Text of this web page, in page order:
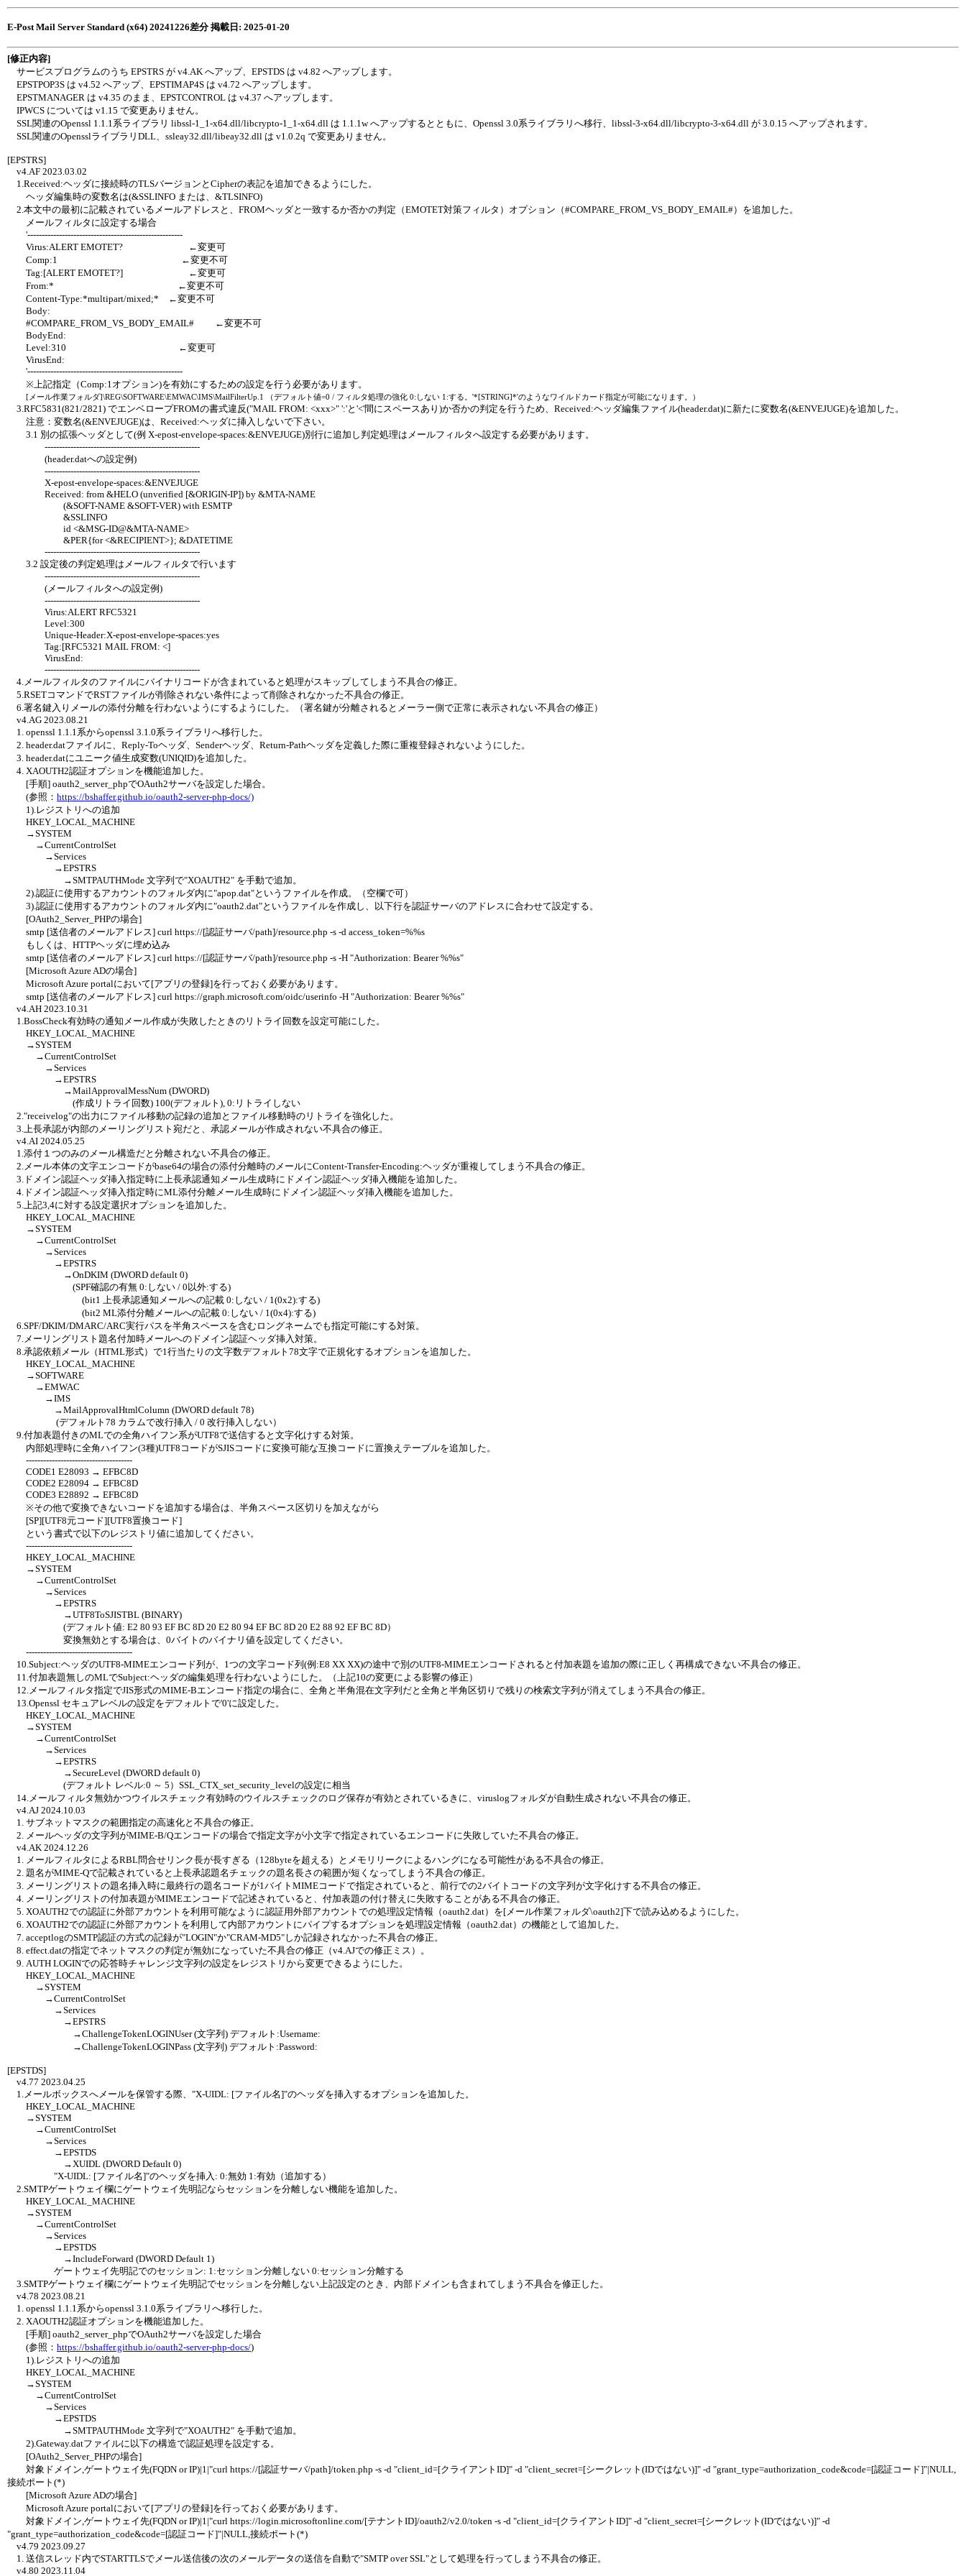
E-Post Mail Server Standard (x64) 20241226差分 掲載日: 2025-01-20
[修正内容]
サービスプログラムのうち EPSTRS が v4.AK へアップ、EPSTDS は v4.82 へアップします。
EPSTPOP3S は v4.52 へアップ、EPSTIMAP4S は v4.72 へアップします。
EPSTMANAGER は v4.35 のまま、EPSTCONTROL は v4.37 へアップします。
IPWCS については v1.15 で変更ありません。
SSL関連のOpenssl 1.1.1系ライブラリ libssl-1_1-x64.dll/libcrypto-1_1-x64.dll は 1.1.1w へアップするとともに、Openssl 3.0系ライブラリへ移行、libssl-3-x64.dll/libcrypto-3-x64.dll が 3.0.15 へアップされます。
SSL関連のOpensslライブラリDLL、ssleay32.dll/libeay32.dll は v1.0.2q で変更ありません。
[EPSTRS]
v4.AF 2023.03.02
1.Received:ヘッダに接続時のTLSバージョンとCipherの表記を追加できるようにした。
ヘッダ編集時の変数名は(&SSLINFO または、&TLSINFO)
2.本文中の最初に記載されているメールアドレスと、FROMヘッダと一致するか否かの判定（EMOTET対策フィルタ）オプション（#COMPARE_FROM_VS_BODY_EMAIL#）を追加した。
メールフィルタに設定する場合
'------------------------------------------------------
Virus:ALERT EMOTET? ←変更可
Comp:1 ←変更不可
Tag:[ALERT EMOTET?] ←変更可
From:* ←変更不可
Content-Type:*multipart/mixed;* ←変更不可
Body:
#COMPARE_FROM_VS_BODY_EMAIL# ←変更不可
BodyEnd:
Level:310 ←変更可
VirusEnd:
'------------------------------------------------------
※上記指定（Comp:1オプション)を有効にするための設定を行う必要があります。
[メール作業フォルダ]\REG\SOFTWARE\EMWAC\IMS\MailFilterUp.1 （デフォルト値=0 / フィルタ処理の強化 0:しない 1:する。'*[STRING]*'のようなワイルドカード指定が可能になります。）
3.RFC5831(821/2821) でエンベロープFROMの書式違反("MAIL FROM: <xxx>" ':'と'<'間にスペースあり)か否かの判定を行うため、Received:ヘッダ編集ファイル(header.dat)に新たに変数名(&ENVEJUGE)を追加した。
注意：変数名(&ENVEJUGE)は、Received:ヘッダに挿入しないで下さい。
3.1 別の拡張ヘッダとして(例 X-epost-envelope-spaces:&ENVEJUGE)別行に追加し判定処理はメールフィルタへ設定する必要があります。
------------------------------------------------------
(header.datへの設定例)
------------------------------------------------------
X-epost-envelope-spaces:&ENVEJUGE
Received: from &HELO (unverified [&ORIGIN-IP]) by &MTA-NAME
(&SOFT-NAME &SOFT-VER) with ESMTP
&SSLINFO
id <&MSG-ID@&MTA-NAME>
&PER{for <&RECIPIENT>}; &DATETIME
------------------------------------------------------
3.2 設定後の判定処理はメールフィルタで行います
------------------------------------------------------
(メールフィルタへの設定例)
------------------------------------------------------
Virus:ALERT RFC5321
Level:300
Unique-Header:X-epost-envelope-spaces:yes
Tag:[RFC5321 MAIL FROM: <]
VirusEnd:
------------------------------------------------------
4.メールフィルタのファイルにバイナリコードが含まれていると処理がスキップしてしまう不具合の修正。
5.RSETコマンドでRSTファイルが削除されない条件によって削除されなかった不具合の修正。
6.署名鍵入りメールの添付分離を行わないようにするようにした。（署名鍵が分離されるとメーラー側で正常に表示されない不具合の修正）
v4.AG 2023.08.21
1. openssl 1.1.1系からopenssl 3.1.0系ライブラリへ移行した。
2. header.datファイルに、Reply-Toヘッダ、Senderヘッダ、Return-Pathヘッダを定義した際に重複登録されないようにした。
3. header.datにユニーク値生成変数(UNIQID)を追加した。
4. XAOUTH2認証オプションを機能追加した。
[手順] oauth2_server_phpでOAuth2サーバを設定した場合。
(参照： https://bshaffer.github.io/oauth2-server-php-docs/)
1).レジストリへの追加
HKEY_LOCAL_MACHINE
→SYSTEM
→CurrentControlSet
→Services
→EPSTRS
→SMTPAUTHMode 文字列で"XOAUTH2" を手動で追加。
2).認証に使用するアカウントのフォルダ内に"apop.dat"というファイルを作成。（空欄で可）
3).認証に使用するアカウントのフォルダ内に"oauth2.dat"というファイルを作成し、以下行を認証サーバのアドレスに合わせて設定する。
[OAuth2_Server_PHPの場合]
smtp [送信者のメールアドレス] curl https://[認証サーバ/path]/resource.php -s -d access_token=%%s
もしくは、HTTPヘッダに埋め込み
smtp [送信者のメールアドレス] curl https://[認証サーバ/path]/resource.php -s -H "Authorization: Bearer %%s"
[Microsoft Azure ADの場合]
Microsoft Azure portalにおいて[アプリの登録]を行っておく必要があります。
smtp [送信者のメールアドレス] curl https://graph.microsoft.com/oidc/userinfo -H "Authorization: Bearer %%s"
v4.AH 2023.10.31
1.BossCheck有効時の通知メール作成が失敗したときのリトライ回数を設定可能にした。
HKEY_LOCAL_MACHINE
→SYSTEM
→CurrentControlSet
→Services
→EPSTRS
→MailApprovalMessNum (DWORD)
(作成リトライ回数) 100(デフォルト), 0:リトライしない
2."receivelog"の出力にファイル移動の記録の追加とファイル移動時のリトライを強化した。
3.上長承認が内部のメーリングリスト宛だと、承認メールが作成されない不具合の修正。
v4.AI 2024.05.25
1.添付１つのみのメール構造だと分離されない不具合の修正。
2.メール本体の文字エンコードがbase64の場合の添付分離時のメールにContent-Transfer-Encoding:ヘッダが重複してしまう不具合の修正。
3.ドメイン認証ヘッダ挿入指定時に上長承認通知メール生成時にドメイン認証ヘッダ挿入機能を追加した。
4.ドメイン認証ヘッダ挿入指定時にML添付分離メール生成時にドメイン認証ヘッダ挿入機能を追加した。
5.上記3,4に対する設定選択オプションを追加した。
HKEY_LOCAL_MACHINE
→SYSTEM
→CurrentControlSet
→Services
→EPSTRS
→OnDKIM (DWORD default 0)
(SPF確認の有無 0:しない / 0以外:する)
(bit1 上長承認通知メールへの記載 0:しない / 1(0x2):する)
(bit2 ML添付分離メールへの記載 0:しない / 1(0x4):する)
6.SPF/DKIM/DMARC/ARC実行パスを半角スペースを含むロングネームでも指定可能にする対策。
7.メーリングリスト題名付加時メールへのドメイン認証ヘッダ挿入対策。
8.承認依頼メール（HTML形式）で1行当たりの文字数デフォルト78文字で正規化するオプションを追加した。
HKEY_LOCAL_MACHINE
→SOFTWARE
→EMWAC
→IMS
→MailApprovalHtmlColumn (DWORD default 78)
(デフォルト78 カラムで改行挿入 / 0 改行挿入しない）
9.付加表題付きのMLでの全角ハイフン系がUTF8で送信すると文字化けする対策。
内部処理時に全角ハイフン(3種)UTF8コードがSJISコードに変換可能な互換コードに置換えテーブルを追加した。
-------------------------------------
CODE1 E28093 → EFBC8D
CODE2 E28094 → EFBC8D
CODE3 E28892 → EFBC8D
※その他で変換できないコードを追加する場合は、半角スペース区切りを加えながら
[SP][UTF8元コード][UTF8置換コード]
という書式で以下のレジストリ値に追加してください。
-------------------------------------
HKEY_LOCAL_MACHINE
→SYSTEM
→CurrentControlSet
→Services
→EPSTRS
→UTF8ToSJISTBL (BINARY)
(デフォルト値: E2 80 93 EF BC 8D 20 E2 80 94 EF BC 8D 20 E2 88 92 EF BC 8D）
変換無効とする場合は、0バイトのバイナリ値を設定してください。
-------------------------------------
10.Subject:ヘッダのUTF8-MIMEエンコード列が、1つの文字コード列(例:E8 XX XX)の途中で別のUTF8-MIMEエンコードされると付加表題を追加の際に正しく再構成できない不具合の修正。
11.付加表題無しのMLでSubject:ヘッダの編集処理を行わないようにした。（上記10の変更による影響の修正）
12.メールフィルタ指定でJIS形式のMIME-Bエンコード指定の場合に、全角と半角混在文字列だと全角と半角区切りで残りの検索文字列が消えてしまう不具合の修正。
13.Openssl セキュアレベルの設定をデフォルトで'0'に設定した。
HKEY_LOCAL_MACHINE
→SYSTEM
→CurrentControlSet
→Services
→EPSTRS
→SecureLevel (DWORD default 0)
(デフォルト レベル:0 ～ 5）SSL_CTX_set_security_levelの設定に相当
14.メールフィルタ無効かつウイルスチェック有効時のウイルスチェックのログ保存が有効とされているきに、viruslogフォルダが自動生成されない不具合の修正。
v4.AJ 2024.10.03
1. サブネットマスクの範囲指定の高速化と不具合の修正。
2. メールヘッダの文字列がMIME-B/Qエンコードの場合で指定文字が小文字で指定されているエンコードに失敗していた不具合の修正。
v4.AK 2024.12.26
1. メールフィルタによるRBL問合せリンク長が長すぎる（128byteを超える）とメモリリークによるハングになる可能性がある不具合の修正。
2. 題名がMIME-Qで記載されていると上長承認題名チェックの題名長さの範囲が短くなってしまう不具合の修正。
3. メーリングリストの題名挿入時に最終行の題名コードが1バイトMIMEコードで指定されていると、前行での2バイトコードの文字列が文字化けする不具合の修正。
4. メーリングリストの付加表題がMIMEエンコードで記述されていると、付加表題の付け替えに失敗することがある不具合の修正。
5. XOAUTH2での認証に外部アカウントを利用可能なように認証用外部アカウントでの処理設定情報（oauth2.dat）を[メール作業フォルダ\oauth2]下で読み込めるようにした。
6. XOAUTH2での認証に外部アカウントを利用して内部アカウントにパイプするオプションを処理設定情報（oauth2.dat）の機能として追加した。
7. acceptlogのSMTP認証の方式の記録が"LOGIN"か"CRAM-MD5"しか記録されなかった不具合の修正。
8. effect.datの指定でネットマスクの判定が無効になっていた不具合の修正（v4.AJでの修正ミス）。
9. AUTH LOGINでの応答時チャレンジ文字列の設定をレジストリから変更できるようにした。
HKEY_LOCAL_MACHINE
→SYSTEM
→CurrentControlSet
→Services
→EPSTRS
→ChallengeTokenLOGINUser (文字列) デフォルト:Username:
→ChallengeTokenLOGINPass (文字列) デフォルト:Password:
[EPSTDS]
v4.77 2023.04.25
1.メールボックスへメールを保管する際、"X-UIDL: [ファイル名]"のヘッダを挿入するオプションを追加した。
HKEY_LOCAL_MACHINE
→SYSTEM
→CurrentControlSet
→Services
→EPSTDS
→XUIDL (DWORD Default 0)
"X-UIDL: [ファイル名]"のヘッダを挿入: 0:無効 1:有効（追加する）
2.SMTPゲートウェイ欄にゲートウェイ先明記ならセッションを分離しない機能を追加した。
HKEY_LOCAL_MACHINE
→SYSTEM
→CurrentControlSet
→Services
→EPSTDS
→IncludeForward (DWORD Default 1)
ゲートウェイ先明記でのセッション: 1:セッション分離しない 0:セッション分離する
3.SMTPゲートウェイ欄にゲートウェイ先明記でセッションを分離しない上記設定のとき、内部ドメインも含まれてしまう不具合を修正した。
v4.78 2023.08.21
1. openssl 1.1.1系からopenssl 3.1.0系ライブラリへ移行した。
2. XAOUTH2認証オプションを機能追加した。
[手順] oauth2_server_phpでOAuth2サーバを設定した場合
(参照： https://bshaffer.github.io/oauth2-server-php-docs/)
1).レジストリへの追加
HKEY_LOCAL_MACHINE
→SYSTEM
→CurrentControlSet
→Services
→EPSTDS
→SMTPAUTHMode 文字列で"XOAUTH2" を手動で追加。
2).Gateway.datファイルに以下の構造で認証処理を設定する。
[OAuth2_Server_PHPの場合]
対象ドメイン,ゲートウェイ先(FQDN or IP)|1|"curl https://[認証サーバ/path]/token.php -s -d "client_id=[クライアントID]" -d "client_secret=[シークレット(IDではない)]" -d "grant_type=authorization_code&code=[認証コード]"|NULL,
接続ポート(*)
[Microsoft Azure ADの場合]
Microsoft Azure portalにおいて[アプリの登録]を行っておく必要があります。
対象ドメイン,ゲートウェイ先(FQDN or IP)|1|"curl https://login.microsoftonline.com/[テナントID]/oauth2/v2.0/token -s -d "client_id=[クライアントID]" -d "client_secret=[シークレット(IDではない)]" -d
"grant_type=authorization_code&code=[認証コード]"|NULL,接続ポート(*)
v4.79 2023.09.27
1. 送信スレッド内でSTARTTLSでメール送信後の次のメールデータの送信を自動で"SMTP over SSL"として処理を行ってしまう不具合の修正。
v4.80 2023.11.04